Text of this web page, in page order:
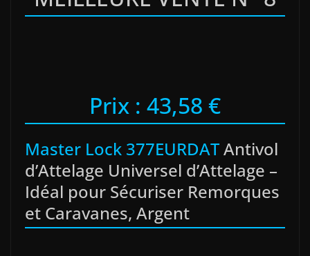
Prix : 43,58 €
Master Lock 377EURDATAntivol
d’Attelage Universel d’Attelage –
Idéal pour Sécuriser Remorques
et Caravanes, Argent